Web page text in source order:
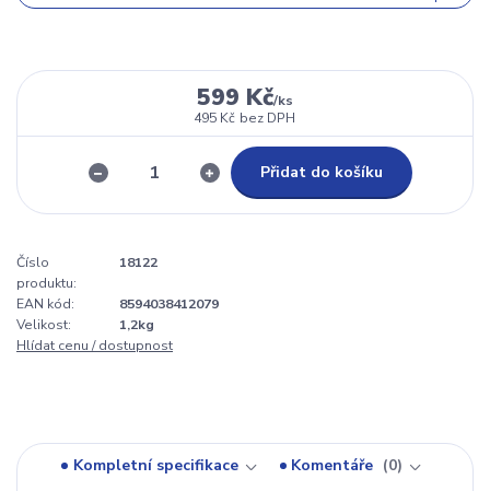
599 Kč/ks
495 Kč bez DPH
Přidat do košíku
Číslo
produktu:
18122
EAN kód:
8594038412079
Velikost:
1,2kg
Hlídat cenu / dostupnost
Kompletní specifikace Komentáře
0